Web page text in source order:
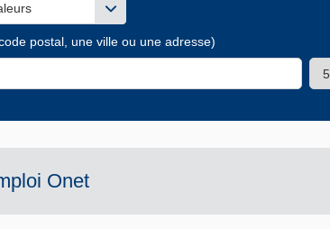
postal, une ville ou une adresse)
Onet